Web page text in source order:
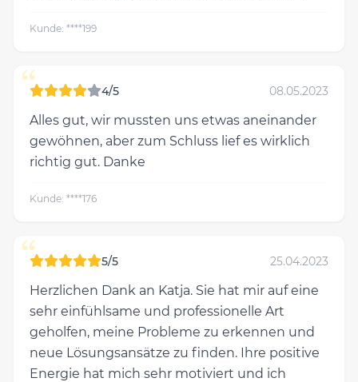
Kunde: ****199
“ 4/5 08.05.2023
Alles gut, wir mussten uns etwas aneinander
gewöhnen, aber zum Schluss lief es wirklich
richtig gut. Danke
Kunde: ****176
“ 5/5 25.04.2023
Herzlichen Dank an Katja. Sie hat mir auf eine
sehr einfühlsame und professionelle Art
geholfen, meine Probleme zu erkennen und
neue Lösungsansätze zu finden. Ihre positive
Energie hat mich sehr motiviert und ich